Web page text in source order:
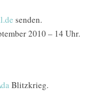
senden.
2010 – 14 Uhr.
Blitzkrieg.